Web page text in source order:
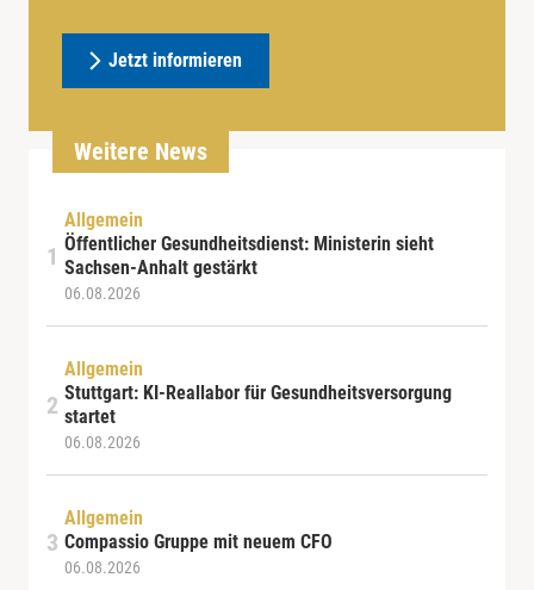
Jetzt informieren
Weitere News
Allgemein
Öffentlicher Gesundheitsdienst: Ministerin sieht
Sachsen-Anhalt gestärkt
06.08.2026
Allgemein
Stuttgart: KI-Reallabor für Gesundheitsversorgung
startet
06.08.2026
Allgemein
Compassio Gruppe mit neuem CFO
06.08.2026